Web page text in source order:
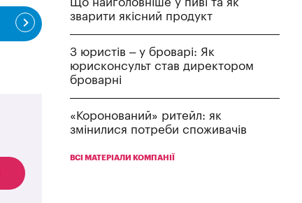
зварити якісний продукт
З юристів – у броварі: Як
юрисконсульт став директором
броварні
«Коронований» ритейл: як
змінилися потреби споживачів
ВСІ МАТЕРІАЛИ КОМПАНІЇ